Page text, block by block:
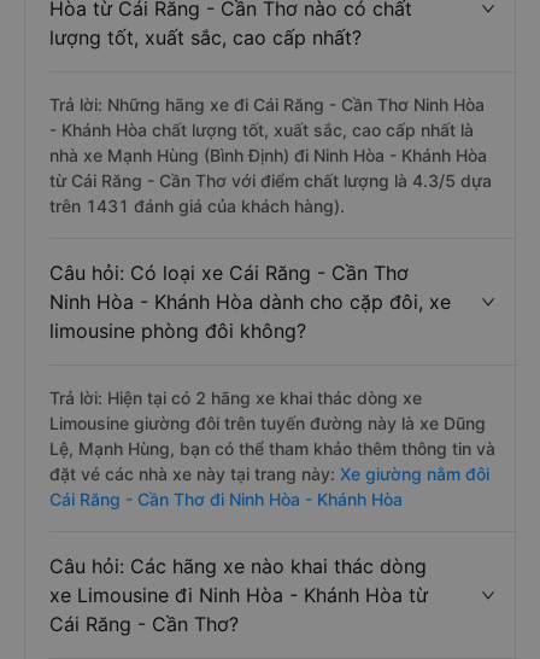
Hòa từ Cái Răng - Cần Thơ nào có chất
lượng tốt, xuất sắc, cao cấp nhất?
Trả lời: Những hãng xe đi Cái Răng - Cần Thơ Ninh Hòa
- Khánh Hòa chất lượng tốt, xuất sắc, cao cấp nhất là
nhà xe Mạnh Hùng (Bình Định) đi Ninh Hòa - Khánh Hòa
từ Cái Răng - Cần Thơ với điểm chất lượng là 4.3/5 dựa
trên 1431 đánh giá của khách hàng).
Câu hỏi: Có loại xe Cái Răng - Cần Thơ
Ninh Hòa - Khánh Hòa dành cho cặp đôi, xe
limousine phòng đôi không?
Trả lời: Hiện tại có 2 hãng xe khai thác dòng xe
Limousine giường đôi trên tuyến đường này là xe Dũng
Lệ, Mạnh Hùng, bạn có thể tham khảo thêm thông tin và
đặt vé các nhà xe này tại trang này: Xe giường nằm đôi
Cái Răng - Cần Thơ đi Ninh Hòa - Khánh Hòa
Câu hỏi: Các hãng xe nào khai thác dòng
xe Limousine đi Ninh Hòa - Khánh Hòa từ
Cái Răng - Cần Thơ?